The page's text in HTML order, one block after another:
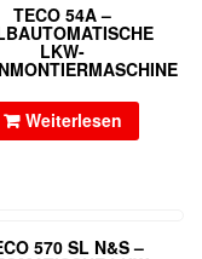
TECO 54A –
LKW-
Weiterlesen
570 SL N&S –